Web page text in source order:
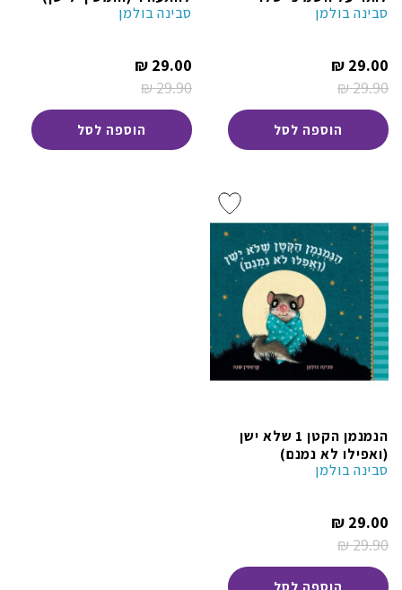
סבינה בולמן
29.90
₪המחיר
המקורי
29.00
₪המחיר
הנוכחי
הוא:
29.00 ₪.
הוספה לסל
סבינה בולמן
29.90
₪המחיר
המקורי
29.00
₪המחיר
הנוכחי
הוא:
29.00 ₪.
הוספה לסל
הנמנמן הקטן 1 שלא ישן
(ואפילו לא נמנם)
סבינה בולמן
29.90
₪המחיר
המקורי
29.00
₪המחיר
הנוכחי
הוא:
29.00 ₪.